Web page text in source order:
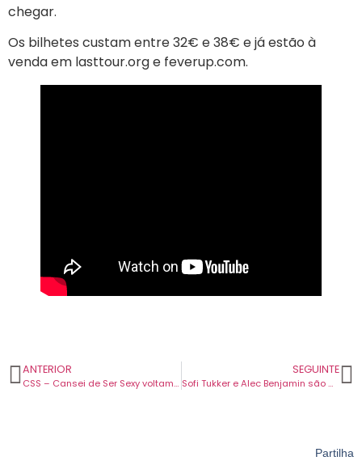
chegar.
Os bilhetes custam entre 32€ e 38€ e já estão à
venda em lasttour.org e feverup.com.
ANTERIOR
CSS – Cansei de Ser Sexy voltam ao ativo e agendaram dois concertos em Portugal.
SEGUINTE
Sofi Tukker e Alec Benjamin são as duas mais recentes confirmações para o NOS Alive.
Partilha